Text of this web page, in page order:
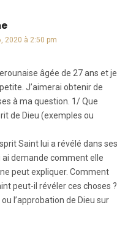
dit :
2020 à 2:50 pm
âgée de 27 ans et je
J’aimerai obtenir de
à ma question. 1/ Que
de Dieu (exemples ou
Saint lui a révélé dans ses
demande comment elle
peut expliquer. Comment
peut-il révéler ces choses ?
l’approbation de Dieu sur